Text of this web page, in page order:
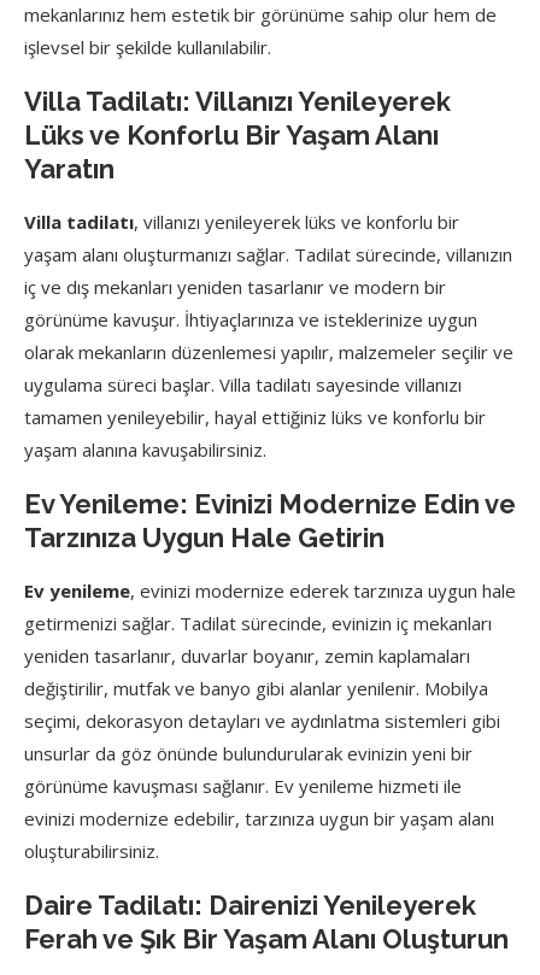
mekanlarınız hem estetik bir görünüme sahip olur hem de
işlevsel bir şekilde kullanılabilir.
Villa Tadilatı: Villanızı Yenileyerek
Lüks ve Konforlu Bir Yaşam Alanı
Yaratın
Villa tadilatı, villanızı yenileyerek lüks ve konforlu bir
yaşam alanı oluşturmanızı sağlar. Tadilat sürecinde, villanızın
iç ve dış mekanları yeniden tasarlanır ve modern bir
görünüme kavuşur. İhtiyaçlarınıza ve isteklerinize uygun
olarak mekanların düzenlemesi yapılır, malzemeler seçilir ve
uygulama süreci başlar. Villa tadilatı sayesinde villanızı
tamamen yenileyebilir, hayal ettiğiniz lüks ve konforlu bir
yaşam alanına kavuşabilirsiniz.
Ev Yenileme: Evinizi Modernize Edin ve
Tarzınıza Uygun Hale Getirin
Ev yenileme, evinizi modernize ederek tarzınıza uygun hale
getirmenizi sağlar. Tadilat sürecinde, evinizin iç mekanları
yeniden tasarlanır, duvarlar boyanır, zemin kaplamaları
değiştirilir, mutfak ve banyo gibi alanlar yenilenir. Mobilya
seçimi, dekorasyon detayları ve aydınlatma sistemleri gibi
unsurlar da göz önünde bulundurularak evinizin yeni bir
görünüme kavuşması sağlanır. Ev yenileme hizmeti ile
evinizi modernize edebilir, tarzınıza uygun bir yaşam alanı
oluşturabilirsiniz.
Daire Tadilatı: Dairenizi Yenileyerek
Ferah ve Şık Bir Yaşam Alanı Oluşturun